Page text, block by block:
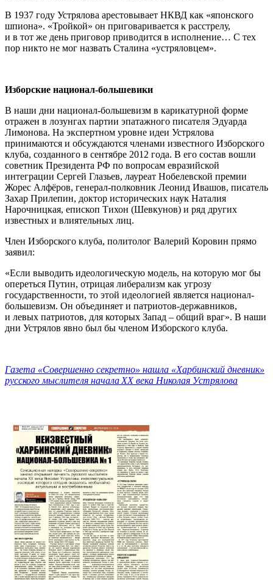
В 1937 году Устрялова арестовывает НКВД как «японского
шпиона». «Тройкой» он приговаривается к расстрелу,
и в тот же день приговор приводится в исполнение… С тех
пор никто не мог назвать Сталина «устряловцем».
Изборские национал-большевики
В наши дни национал-большевизм в карикатурной форме
отражен в лозунгах партии эпатажного писателя Эдуарда
Лимонова. На экспертном уровне идеи Устрялова
принимаются и обсуждаются членами известного Изборского
клуба, созданного в сентябре 2012 года. В его состав вошли
советник Президента РФ по вопросам евразийской
интеграции Сергей Глазьев, лауреат Нобелевской премии
Жорес Алфёров, генерал-полковник Леонид Ивашов, писатель
Захар Прилепин, доктор исторических наук Наталия
Нарочницкая, епископ Тихон (Шевкунов) и ряд других
известных и влиятельных лиц.
Член Изборского клуба, политолог Валерий Коровин прямо
заявил:
«Если выводить идеологическую модель, на которую мог бы
опереться Путин, отрицая либерализм как угрозу
государственности, то этой идеологией является национал-
большевизм. Он объединяет и патриотов-державников,
и левых патриотов, для которых Запад – общий враг». В наши
дни Устрялов явно был бы членом Изборского клуба.
Газета «Совершенно секретно» нашла «Харбинский дневник»
русского мыслителя начала XX века Николая Устрялова